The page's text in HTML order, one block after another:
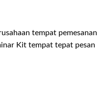
tempat pemesanan
Kit tempat tepat pesan